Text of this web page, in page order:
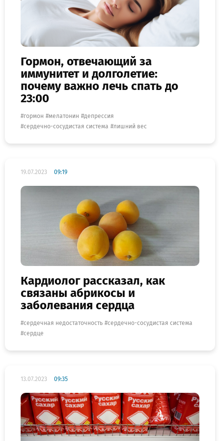
Гормон, отвечающий за
иммунитет и долголетие:
почему важно лечь спать до
23:00
гормон мелатонин
депрессия
сердечно-сосудистая система
лишний вес
19.07.2023 09:19
Кардиолог рассказал, как
связаны абрикосы и
заболевания сердца
сердечная недостаточность
сердечно-сосудистая система
сердце
13.07.2023 09:35